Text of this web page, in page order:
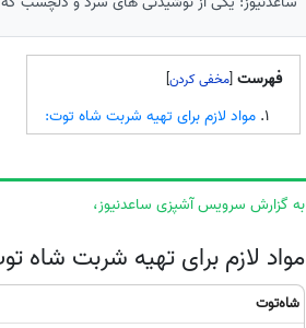
فهرست [
]
مواد لازم برای تهیه شربت شاه توت:
به گزارش سرویس آشپزی ساعدنیوز،
مواد لازم برای تهیه شربت شاه
شاه‌توت